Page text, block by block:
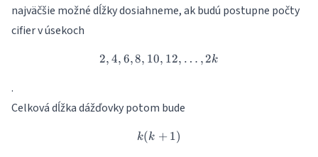
najväčšie možné dĺžky dosiahneme, ak budú postupne počty
cifier v úsekoch
2,4,6,8,10,12,…,2k
2, 4, 6,8, 10, 12, … , 2k
.
Celková dĺžka dážďovky potom bude
k(k+1)
k(k + 1)